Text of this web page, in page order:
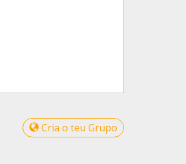
Cria o teu Grupo